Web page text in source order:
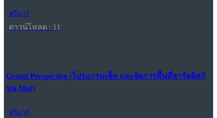
ฟรีแวร์
ดาวน์โหลด : 11
Grand Perspective (โปรแกรมเช็ค และจัดการพื้นที่ฮาร์ดดิสก์
บน Mac)
ฟรีแวร์